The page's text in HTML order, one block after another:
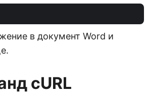
в документ Word и
cURL